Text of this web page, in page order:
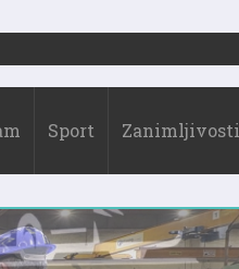
Sport Zanimljivosti